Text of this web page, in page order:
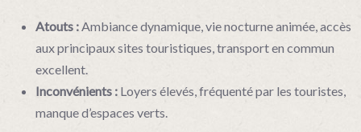
Atouts :Ambiance dynamique, vie nocturne animée, accès
aux principaux sites touristiques, transport en commun
excellent.
Inconvénients : Loyers élevés, fréquenté par les touristes,
manque d’espaces verts.